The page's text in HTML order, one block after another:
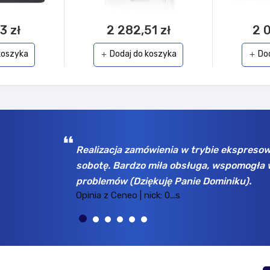
zł 2 282,51 zł
add Dodaj do koszyka
2
add
odebrałem w
początkowych
Wybrany asortyment, jak np. dyski SSD
tu już kilka razy dla rożnych firm,
Opinia z Ceneo | nick: k...n